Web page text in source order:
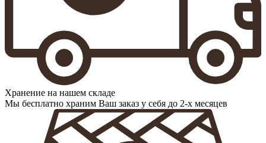
Хранение на нашем складе
Мы бесплатно храним Ваш заказ у себя до 2-х месяцев